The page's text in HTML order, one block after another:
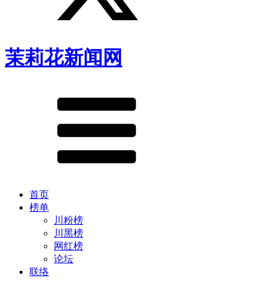
茉莉花新闻网
首页
榜单
川粉榜
川黑榜
网红榜
论坛
联络